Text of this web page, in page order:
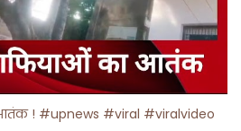
! #upnews #viral #viralvideo